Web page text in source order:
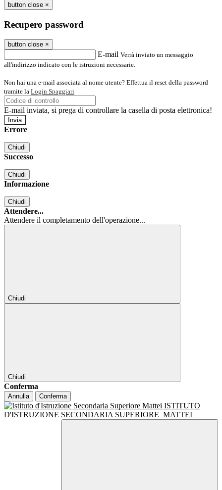
button close ×
Recupero password
button close ×
E-mail Verrà inviato un messaggio
all'indirizzo indicato con le istruzioni necessarie.
Non hai una e-mail associata al nome utente? Effettua il reset della password
tramite la Login Spaggiari
E-mail inviata, si prega di controllare la casella di posta elettronica!
Errore
Chiudi
Successo
Chiudi
Informazione
Chiudi
Attendere...
Attendere il completamento dell'operazione...
Chiudi
Chiudi
Conferma
Annulla Conferma
ISTITUTO
D'ISTRUZIONE SECONDARIA SUPERIORE MATTEI